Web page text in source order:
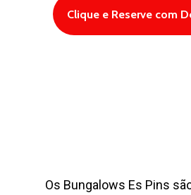
Clique e Reserve com
Os Bungalows Es Pins